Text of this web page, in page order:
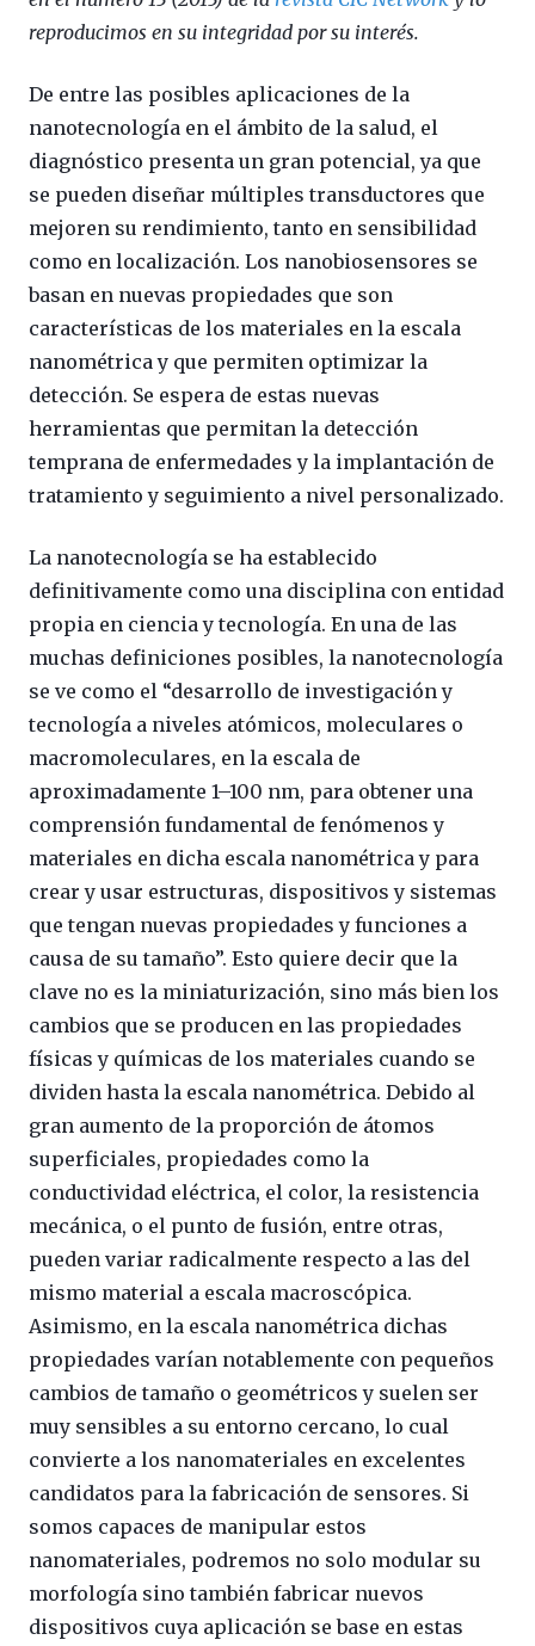
reproducimos en su integridad por su interés.
De entre las posibles aplicaciones de la
nanotecnología en el ámbito de la salud, el
diagnóstico presenta un gran potencial, ya que
se pueden diseñar múltiples transductores que
mejoren su rendimiento, tanto en sensibilidad
como en localización. Los nanobiosensores se
basan en nuevas propiedades que son
características de los materiales en la escala
nanométrica y que permiten optimizar la
detección. Se espera de estas nuevas
herramientas que permitan la detección
temprana de enfermedades y la implantación de
tratamiento y seguimiento a nivel personalizado.
La nanotecnología se ha establecido
definitivamente como una disciplina con entidad
propia en ciencia y tecnología. En una de las
muchas definiciones posibles, la nanotecnología
se ve como el “desarrollo de investigación y
tecnología a niveles atómicos, moleculares o
macromoleculares, en la escala de
aproximadamente 1–100 nm, para obtener una
comprensión fundamental de fenómenos y
materiales en dicha escala nanométrica y para
crear y usar estructuras, dispositivos y sistemas
que tengan nuevas propiedades y funciones a
causa de su tamaño”. Esto quiere decir que la
clave no es la miniaturización, sino más bien los
cambios que se producen en las propiedades
físicas y químicas de los materiales cuando se
dividen hasta la escala nanométrica. Debido al
gran aumento de la proporción de átomos
superficiales, propiedades como la
conductividad eléctrica, el color, la resistencia
mecánica, o el punto de fusión, entre otras,
pueden variar radicalmente respecto a las del
mismo material a escala macroscópica.
Asimismo, en la escala nanométrica dichas
propiedades varían notablemente con pequeños
cambios de tamaño o geométricos y suelen ser
muy sensibles a su entorno cercano, lo cual
convierte a los nanomateriales en excelentes
candidatos para la fabricación de sensores. Si
somos capaces de manipular estos
nanomateriales, podremos no solo modular su
morfología sino también fabricar nuevos
dispositivos cuya aplicación se base en estas